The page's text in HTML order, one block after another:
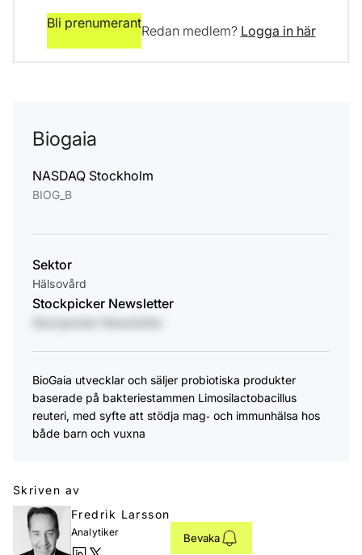
Bli prenumerantRedan medlem? Logga in här
Biogaia
NASDAQ Stockholm
BIOG_B
Sektor
Hälsovård
Stockpicker Newsletter
BioGaia utvecklar och säljer probiotiska produkter
baserade på bakteriestammen Limosilactobacillus
reuteri, med syfte att stödja mag‑ och immunhälsa hos
både barn och vuxna
Skriven av
Fredrik Larsson
Analytiker Bevaka